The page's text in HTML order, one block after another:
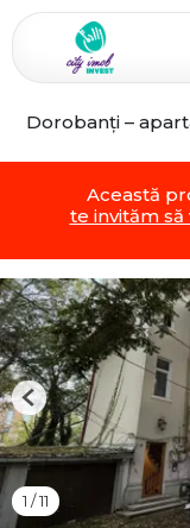
Dorobanți –
Această
te invităm
1 /11
Previous